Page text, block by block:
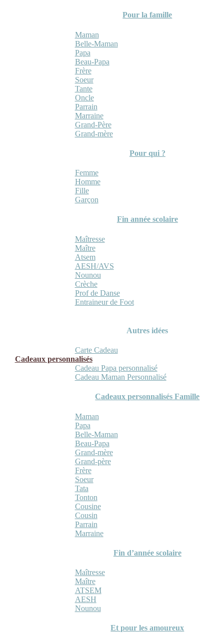
Pour la famille
Maman
Belle-Maman
Papa
Beau-Papa
Frère
Soeur
Tante
Oncle
Parrain
Marraine
Grand-Père
Grand-mère
Pour qui ?
Femme
Homme
Fille
Garçon
Fin année scolaire
Maîtresse
Maître
Atsem
AESH/AVS
Nounou
Crèche
Prof de Danse
Entraineur de Foot
Autres idées
Carte Cadeau
Cadeaux personnalisés
Cadeau Papa personnalisé
Cadeau Maman Personnalisé
Cadeaux personnalisés Famille
Maman
Papa
Belle-Maman
Beau-Papa
Grand-mère
Grand-père
Frère
Soeur
Tata
Tonton
Cousine
Cousin
Parrain
Marraine
Fin d’année scolaire
Maîtresse
Maître
ATSEM
AESH
Nounou
Et pour les amoureux